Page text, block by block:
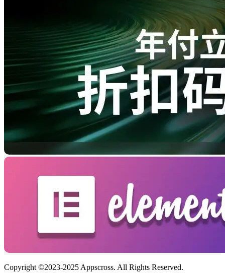
Copyright ©2023-2025 Appscross. All Rights Reserved.